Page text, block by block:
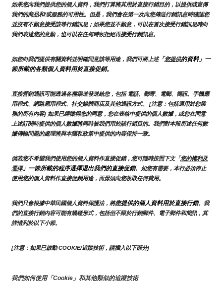
如果您向我們提供您的個人資料，我們打算將其用於直接行銷目的，以提供或宣傳
我們的商品和/或服務的可用性。但是，我們會在第一次向您傳送行銷訊息時確認您
並沒有不願意接受該等行銷訊息；如果您並不願意，可以在首次接受行銷訊息時向
我們表達您的意願，也可以在任何時候拒絕再接受行銷訊息。
如您向我們提供有關資料並明確同意該等用途，我們可將上述「您提供的資料」一
節所載的各類個人資料用於直接促銷。
直接營銷通訊可能透過各種渠道發送給您，包括 電話、郵寄、電郵、簡訊、手機應
用程式、網路應用程式、社交媒體商店及其他通訊方式。 [注意：包括適用於您業
務的所有內容] 如果已經徵得您的同意，您在表格中提供的個人數據，或您在同意
上述訂閱時提供的個人數據將同時被我們用於該行銷目的。我們對本段所述任何數
據傳輸問題的處理將與本隱私政策中提供的內容保持一致。
倘若您不希望我們使用您的個人資料作直接促銷，您可隨時按照下文「您的權利及
選擇」一節所載的程序選擇退出我們的直接促銷。如您有需要，本行必須停止
使用您的個人資料作直接促銷用途，而毋須向您收取任何費用。
我們只會根據中華民國個人資料保護法，將您提供的個人資料用於直接行銷。我
們的直接行銷內容可能有幾種形式，包括但不限於行銷郵件、電子郵件和簡訊，其
詳情列於以下小節。
[注意：如果已啟動 COOKIE/追蹤技術，請插入以下部分]
我們如何使用「Cookie」和其他類似的追蹤技術